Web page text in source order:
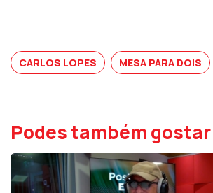
CARLOS LOPES MESA PARA DOIS
Podes também gostar